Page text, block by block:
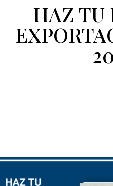
HAZ TU